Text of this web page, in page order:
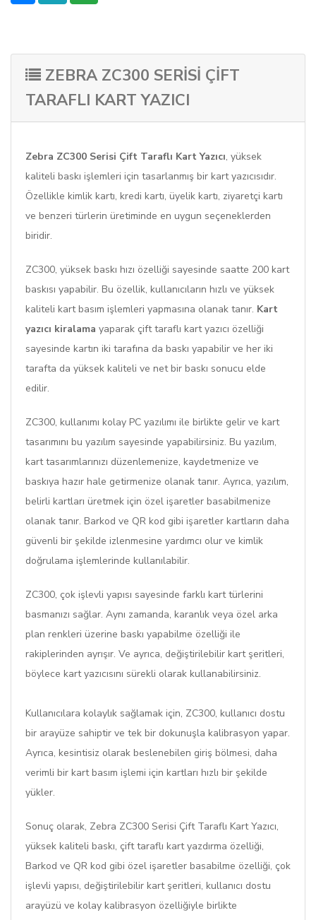
ZEBRA ZC300 SERISI ÇIFT
TARAFLI KART YAZICI
Zebra ZC300 Serisi Çift Taraflı Kart Yazıcı, yüksek
kaliteli baskı işlemleri için tasarlanmış bir kart yazıcısıdır.
Özellikle kimlik kartı, kredi kartı, üyelik kartı, ziyaretçi kartı
ve benzeri türlerin üretiminde en uygun seçeneklerden
biridir.
ZC300, yüksek baskı hızı özelliği sayesinde saatte 200 kart
baskısı yapabilir. Bu özellik, kullanıcıların hızlı ve yüksek
kaliteli kart basım işlemleri yapmasına olanak tanır. Kart
yazıcı kiralama yaparak çift taraflı kart yazıcı özelliği
sayesinde kartın iki tarafına da baskı yapabilir ve her iki
tarafta da yüksek kaliteli ve net bir baskı sonucu elde
edilir.
ZC300, kullanımı kolay PC yazılımı ile birlikte gelir ve kart
tasarımını bu yazılım sayesinde yapabilirsiniz. Bu yazılım,
kart tasarımlarınızı düzenlemenize, kaydetmenize ve
baskıya hazır hale getirmenize olanak tanır. Ayrıca, yazılım,
belirli kartları üretmek için özel işaretler basabilmenize
olanak tanır. Barkod ve QR kod gibi işaretler kartların daha
güvenli bir şekilde izlenmesine yardımcı olur ve kimlik
doğrulama işlemlerinde kullanılabilir.
ZC300, çok işlevli yapısı sayesinde farklı kart türlerini
basmanızı sağlar. Aynı zamanda, karanlık veya özel arka
plan renkleri üzerine baskı yapabilme özelliği ile
rakiplerinden ayrışır. Ve ayrıca, değiştirilebilir kart şeritleri,
böylece kart yazıcısını sürekli olarak kullanabilirsiniz.
Kullanıcılara kolaylık sağlamak için, ZC300, kullanıcı dostu
bir arayüze sahiptir ve tek bir dokunuşla kalibrasyon yapar.
Ayrıca, kesintisiz olarak beslenebilen giriş bölmesi, daha
verimli bir kart basım işlemi için kartları hızlı bir şekilde
yükler.
Sonuç olarak, Zebra ZC300 Serisi Çift Taraflı Kart Yazıcı,
yüksek kaliteli baskı, çift taraflı kart yazdırma özelliği,
Barkod ve QR kod gibi özel işaretler basabilme özelliği, çok
işlevli yapısı, değiştirilebilir kart şeritleri, kullanıcı dostu
arayüzü ve kolay kalibrasyon özelliğiyle birlikte